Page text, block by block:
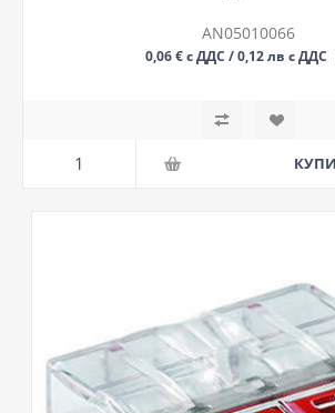
AN05010066
0,06 € с ДДС / 0,12 лв с ДДС